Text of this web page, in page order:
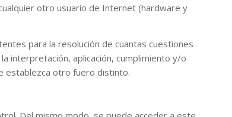
otro usuario de Internet (hardware y
para la resolución de cuantas cuestiones
interpretación, aplicación, cumplimiento y/o
establezca otro fuero distinto.